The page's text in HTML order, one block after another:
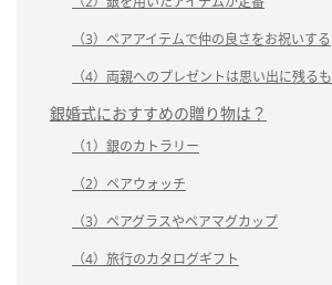
（3）ペアアイテムで仲の良さをお祝いする
（4）両親へのプレゼントは思い出に残る
銀婚式におすすめの贈り物は？
（1）銀のカトラリー
（2）ペアウォッチ
（3）ペアグラスやペアマグカップ
（4）旅行のカタログギフト